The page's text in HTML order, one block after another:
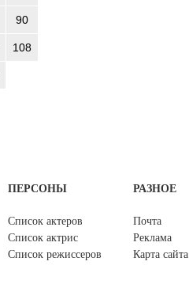
90
108
ПЕРСОНЫ
Список актеров
Список актрис
Список режиссеров
РАЗНОЕ
Почта
Реклама
Карта сайта